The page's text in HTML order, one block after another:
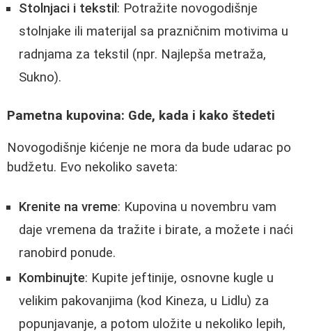
Stolnjaci i tekstil : Potražite novogodišnje
stolnjake ili materijal sa prazničnim motivima u
radnjama za tekstil (npr. Najlepša metraža,
Sukno).
Pametna kupovina: Gde, kada i kako štedeti
Novogodišnje kićenje ne mora da bude udarac po
budžetu. Evo nekoliko saveta:
Krenite na vreme: Kupovina u novembru vam
daje vremena da tražite i birate, a možete i naći
ranobird ponude.
Kombinujte: Kupite jeftinije, osnovne kugle u
velikim pakovanjima (kod Kineza, u Lidlu) za
popunjavanje, a potom uložite u nekoliko lepih,